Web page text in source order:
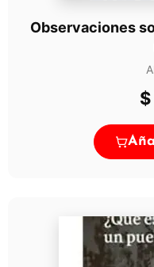
Observaciones
$